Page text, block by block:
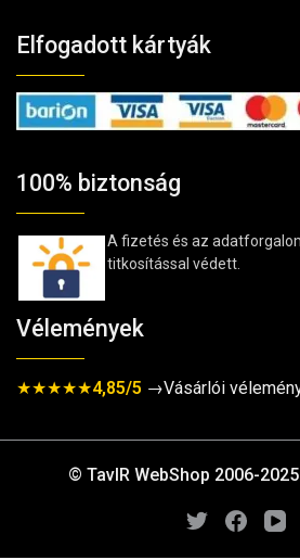
Elfogadott kártyák
100% biztonság
A fizetés és az
titkosítással védett.
Vélemények
★★★★★4,85/5 →Vásárlói
© TavIR WebShop 2006-